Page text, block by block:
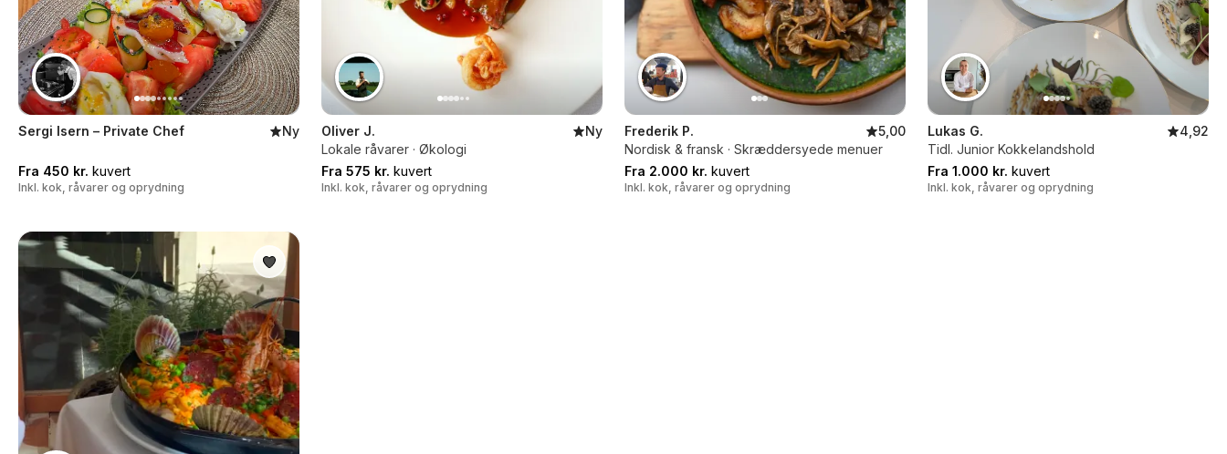
Sergi Isern – Private Chef Ny
Fra 450 kr. kuvert
Inkl. kok, råvarer og oprydning
Oliver J.
Ny
Lokale råvarer · Økologi
Fra 575 kr. kuvert
Inkl. kok, råvarer og oprydning
Frederik P.
5,00
Nordisk & fransk · Skræddersyede menuer
Fra 2.000 kr. kuvert
Inkl. kok, råvarer og oprydning
Lukas G.
4,92
Tidl. Junior Kokkelandshold
Fra 1.000 kr. kuvert
Inkl. kok, råvarer og oprydning